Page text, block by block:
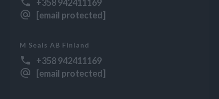
+358 942411169
[email protected]
M Seals AB Finland
+358 942411169
[email protected]